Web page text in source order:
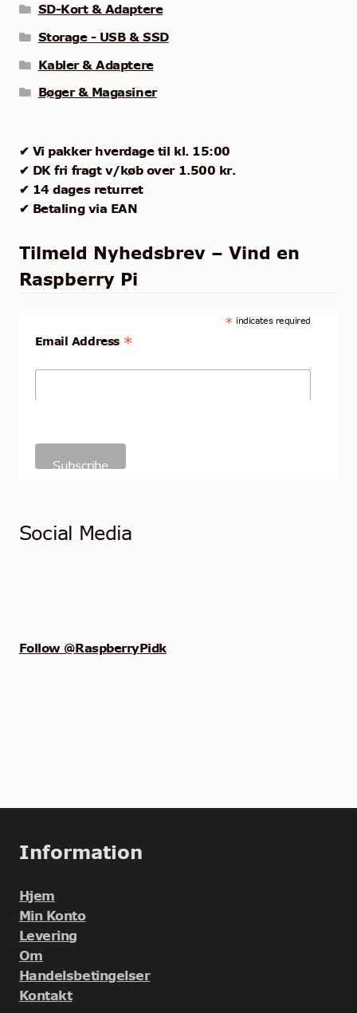
SD-Kort & Adaptere
Storage - USB & SSD
Kabler & Adaptere
Bøger & Magasiner
✔ Vi pakker hverdage til kl. 15:00
✔ DK fri fragt v/køb over 1.500 kr.
✔ 14 dages returret
✔ Betaling via EAN
Tilmeld Nyhedsbrev – Vind en
Raspberry Pi
* indicates required
Email Address *
Social Media
Follow @RaspberryPidk
Information
Hjem
Min Konto
Levering
Om
Handelsbetingelser
Kontakt